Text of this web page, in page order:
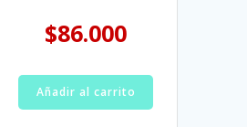
$86.000
Añadir al carrito